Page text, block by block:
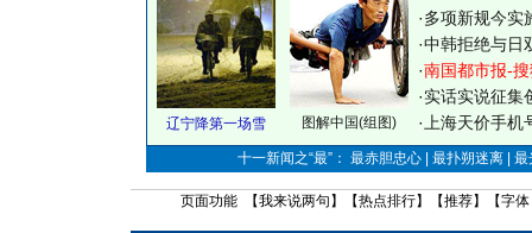
辽宁降第一场雪 图解中国(组图)
·多项新规今实
·中韩拒绝与日
·南国都市报-
·实话实说征集
· 上海天价手
十一新闻之“最”： 最赤胆忠心 | 最扑朔迷离 |
页面功能 【我来说两句 】【热点排行】【推荐】【字体